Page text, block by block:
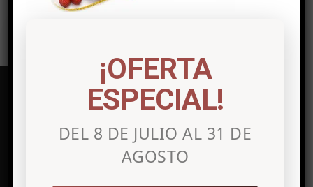
Clínica de medicina estética en
¡OFERTA
ESPECIAL!
DEL 8 DE JULIO AL 31 DE
AGOSTO